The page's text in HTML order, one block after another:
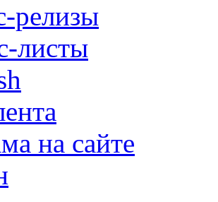
релизы
листы
на сайте